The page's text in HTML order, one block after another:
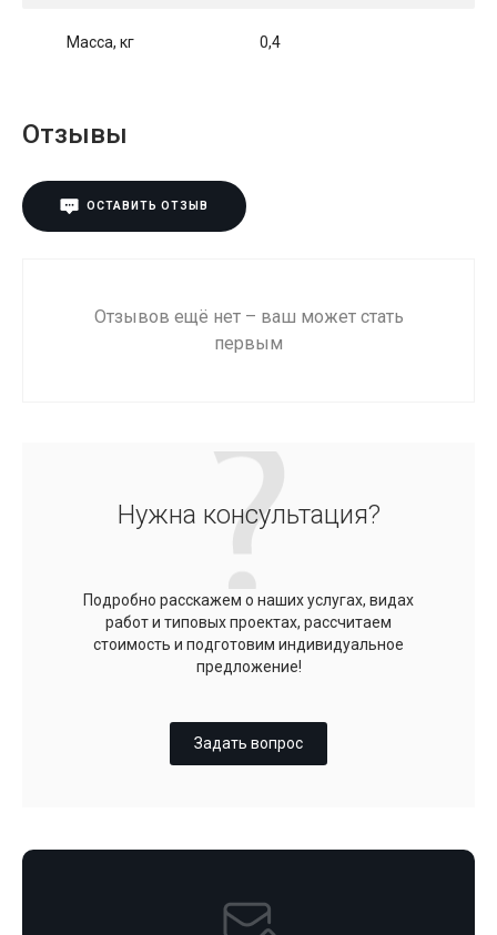
Масса, кг 0,4
Отзывы
ОСТАВИТЬ ОТЗЫВ
Отзывов ещё нет – ваш может стать
первым
Нужна консультация?
Подробно расскажем о наших услугах, видах
работ и типовых проектах, рассчитаем
стоимость и подготовим индивидуальное
предложение!
Задать вопрос